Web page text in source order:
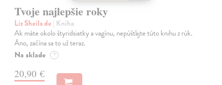
Tvoje najlepšie roky
Liz Sheila de | Kniha
Ak máte okolo štyridsiatky a vagínu, nepúšťajte túto knihu z rúk.
Áno, začína sa to už teraz.
Na sklade ?
20,90 €